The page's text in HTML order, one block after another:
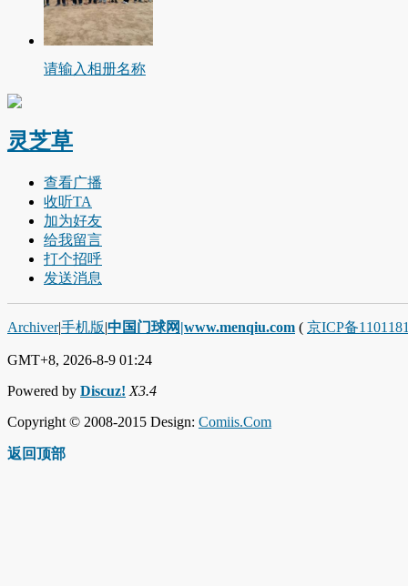
请输入相册名称
灵芝草
查看广播
收听TA
加为好友
给我留言
打个招呼
发送消息
Archiver|手机版|中国门球网|www.menqiu.com ( 京ICP备
GMT+8, 2026-8-9 01:24
Powered by Discuz! X3.4
Copyright © 2008-2015 Design: Comiis.Com
返回顶部